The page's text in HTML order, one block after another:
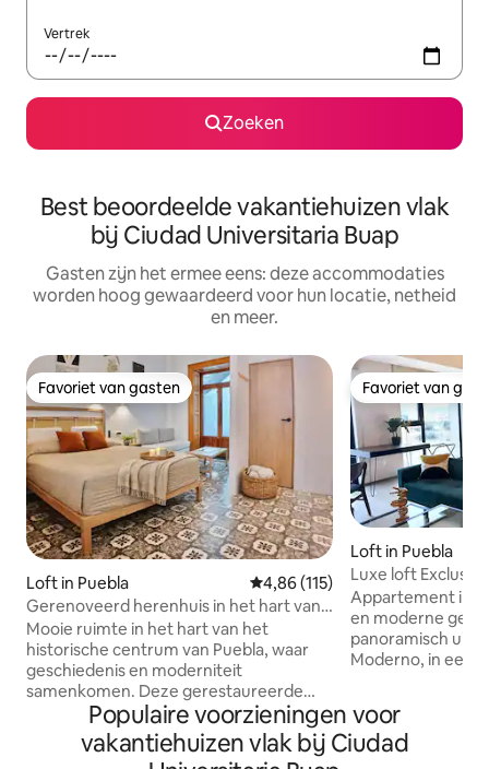
Vertrek
Zoeken
Best beoordeelde vakantiehuizen vlak
bij Ciudad Universitaria Buap
Gasten zijn het ermee eens: deze accommodaties
worden hoog gewaardeerd voor hun locatie, netheid
en meer.
Favoriet van gasten
Favoriet van gasten
Loft in Puebla Gemiddelde beoordeling van
4,86 (115)
Gerenoveerd herenhuis in het hart van
Puebla
Mooie ruimte in het hart van het
historische centrum van Puebla, waar
geschiedenis en moderniteit
samenkomen. Deze gerestaureerde
constructie behoudt originele
elementen en biedt een ruime, unieke,
rustige en comfortabele omgeving.
Favoriet van
Favoriet van
Loft in Puebla
Luxe loft Exclusieve 9e verdieping
Uitzicht op
Appartement in
en moderne
panoramisch
Moderno, in een
onder anderen.
met alle
Populaire voorzieningen voor
vakantiehuizen vlak bij Ciudad